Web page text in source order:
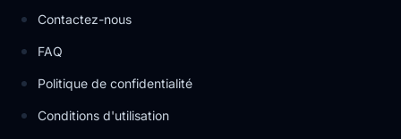
Contactez-nous
FAQ
Politique de confidentialité
Conditions d'utilisation